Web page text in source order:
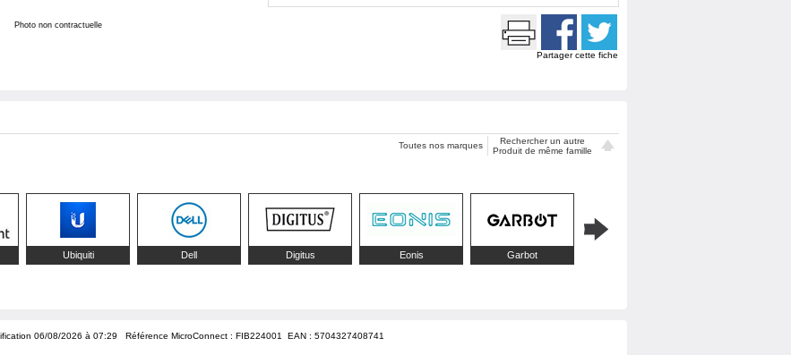
Photo non contractuelle
Partager cette fiche
Toutes nos marques
Rechercher un autre
Produit de même famille
Ubiquiti Dell Digitus Eonis Garbot
06/08/2026 à 07:29 Référence MicroConnect : FIB224001 EAN : 5704327408741